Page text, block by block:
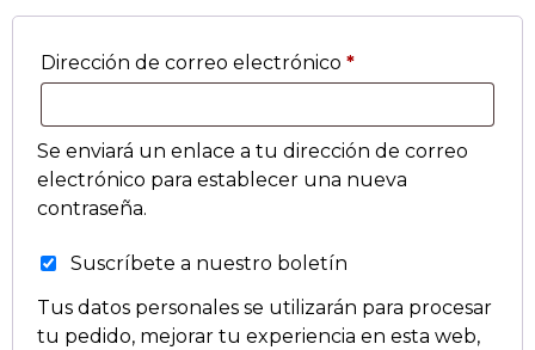
Dirección de correo electrónico *
Se enviará un enlace a tu dirección de correo
electrónico para establecer una nueva
contraseña.
Suscríbete a nuestro boletín
Tus datos personales se utilizarán para procesar
tu pedido, mejorar tu experiencia en esta web,